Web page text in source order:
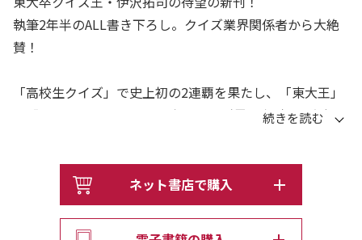
執筆2年半のALL書き下ろし。クイズ業界関係者から大絶
賛！
「高校生クイズ」で史上初の2連覇を果たし、「東大王」
や「QuizKnock」創設で日本のクイズ界を牽引する伊沢
彼の「思考過程」がまるっと見えてくる！
「クイズは無限の可能性を持つエンターテインメントで
す。クイズが文化として見直され注目されている今こそ、
ネット書店で購入